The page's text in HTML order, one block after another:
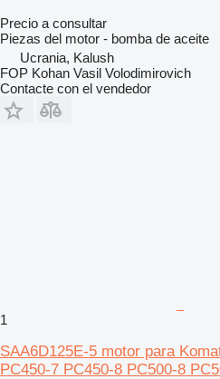
Precio a consultar
Piezas del motor - bomba de aceite
Ucrania, Kalush
FOP Kohan Vasil Volodimirovich
Contacte con el vendedor
1
SAA6D125E-5 motor para
PC450-7 PC450-8 PC500-8